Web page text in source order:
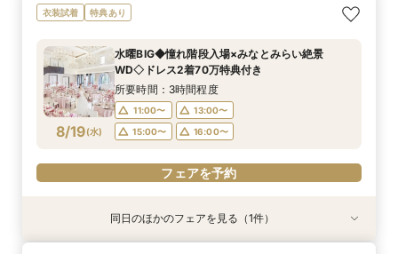
8/17(月)
【大切なペットと挙式＆披露宴どちらもOK】
ペット婚*安心相談会
11:05〜 15:00〜
フェアを予約
衣装試着 特典あり
8/19(水)
水曜BIG◆憧れ階段入場×みなとみらい絶景
WD◇ドレス2着70万特典付き
所要時間：3時間程度
11:00〜
13:00〜
15:00〜
16:00〜
フェアを予約
衣装試着 特典あり
同日のほかのフェアを見る（1件）